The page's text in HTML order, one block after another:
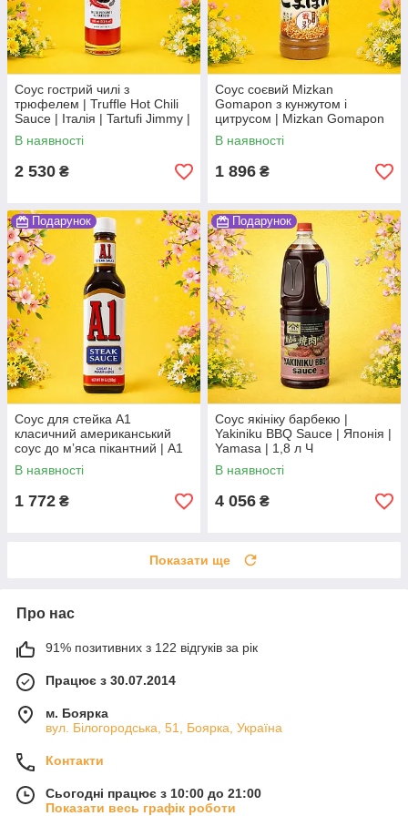
Соус гострий чилі з
трюфелем | Truffle Hot Chili
Sauce | Італія | Tartufi Jimmy |
100 мл | пікантний соус з
ароматом трюфеля По
В наявності
2 530 ₴
Соус соєвий Mizkan
Gomapon з кунжутом і
цитрусом | Mizkan Gomapon
Sesame Citrus Soy Sauce |
Японія | Mizkan | 350 мл По
В наявності
1 896 ₴
Подарунок
Соус для стейка А1
класичний американський
соус до мʼяса пікантний | A1
Steak Sauce | США | Kraft |
283 г | класичний По
В наявності
1 772 ₴
Подарунок
Соус якініку барбекю |
Yakiniku BBQ Sauce | Японія |
Yamasa | 1,8 л Ч
В наявності
4 056 ₴
Показати ще
Про нас
91% позитивних з 122 відгуків за рік
Працює з 30.07.2014
м. Боярка
вул. Білогородська, 51, Боярка, Україна
Контакти
Сьогодні працює з 10:00 до 21:00
Показати весь графік роботи